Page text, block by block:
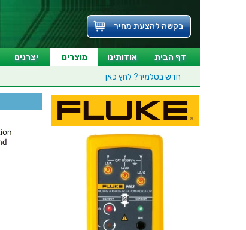
בקשה להצעת מחיר
דף הבית אודותינו מוצרים יצרנים
חדש בטלמיר? לחץ כאן